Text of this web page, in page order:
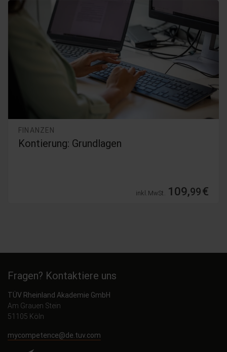
FINANZEN
Kontierung: Grundlagen
inkl. MwSt. 109,99€
Fragen? Kontaktiere uns
TÜV Rheinland Akademie GmbH
Am Grauen Stein
51105 Köln
mycompetence@de.tuv.com